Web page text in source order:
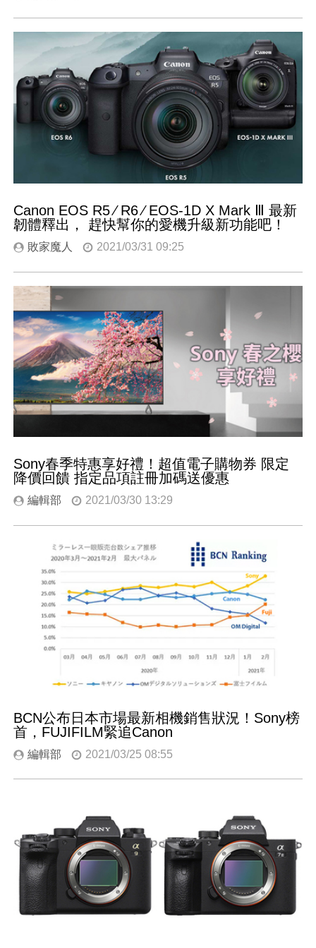
Canon EOS R5 ∕ R6 ∕ EOS-1D X Mark Ⅲ 最新
韌體釋出， 趕快幫你的愛機升級新功能吧！
敗家魔人 2021/03/31 09:25
Sony春季特惠享好禮！超值電子購物券 限定
降價回饋 指定品項註冊加碼送優惠
編輯部 2021/03/30 13:29
BCN公布日本市場最新相機銷售狀況！Sony榜
首，FUJIFILM緊追Canon
編輯部 2021/03/25 08:55